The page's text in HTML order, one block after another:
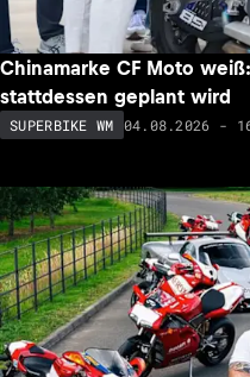
Chinamarke CF Moto
stattdessen geplant wird
SUPERBIKE WM 04.08.2026 -